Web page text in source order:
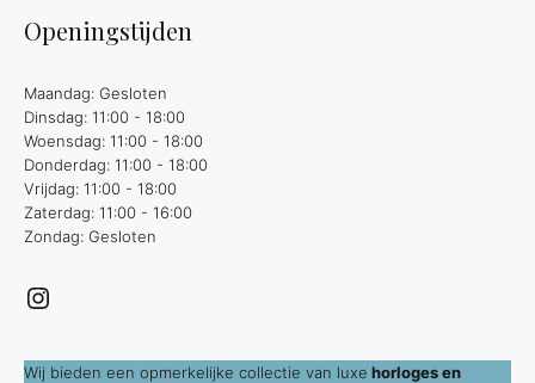
Openingstijden
Maandag: Gesloten
Dinsdag: 11:00 - 18:00
Woensdag: 11:00 - 18:00
Donderdag: 11:00 - 18:00
Vrijdag: 11:00 - 18:00
Zaterdag: 11:00 - 16:00
Zondag: Gesloten
Instagram
Wij bieden een opmerkelijke collectie van luxe horloges en